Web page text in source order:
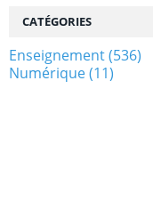
CATÉGORIES
Enseignement(536)
Numérique(11)